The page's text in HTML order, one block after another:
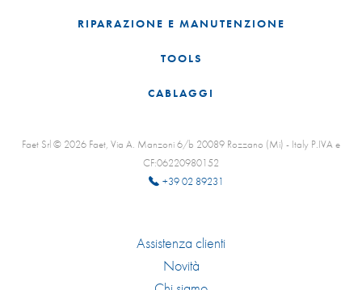
RIPARAZIONE E MANUTENZIONE
TOOLS
CABLAGGI
Faet Srl © 2026 Faet, Via A. Manzoni 6/b 20089 Rozzano (Mi) - Italy P.IVA e
CF:06220980152
+39 02 89231
Assistenza clienti
Novità